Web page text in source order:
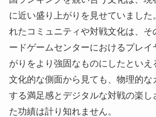
に近い盛り上がりを見せていました
れたコミュニティや対戦文化は、そ
ードゲームセンターにおけるプレイ
がりをより強固なものにしたといえ
文化的な側面から見ても、物理的な
する満足感とデジタルな対戦の楽し
た功績は計り知れません。